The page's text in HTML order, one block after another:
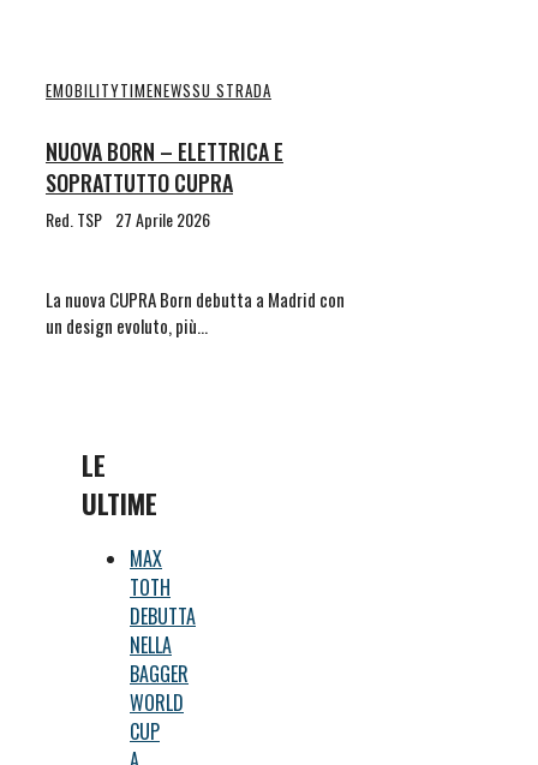
EMOBILITYTIMENEWSSU STRADA
NUOVA BORN – ELETTRICA E
SOPRATTUTTO CUPRA
Red. TSP 27 Aprile 2026
La nuova CUPRA Born debutta a Madrid con
un design evoluto, più…
LE
ULTIME
MAX
TOTH
DEBUTTA
NELLA
BAGGER
WORLD
CUP